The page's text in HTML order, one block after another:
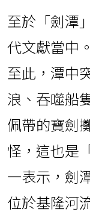
至於「劍潭
代文獻當中
至此，潭中
浪、吞噬船
佩帶的寶劍
怪，這也是
一表示，劍
位於基隆河